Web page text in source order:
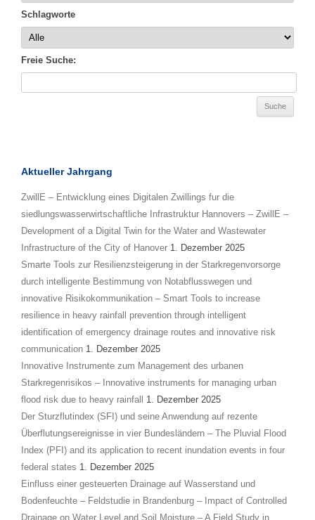
Schlagworte
Freie Suche:
Aktueller Jahrgang
ZwillE – Entwicklung eines Digitalen Zwillings fur die
siedlungswasserwirtschaftliche Infrastruktur Hannovers – ZwillE –
Development of a Digital Twin for the Water and Wastewater
Infrastructure of the City of Hanover 1. Dezember 2025
Smarte Tools zur Resilienzsteigerung in der Starkregenvorsorge
durch intelligente Bestimmung von Notabflusswegen und
innovative Risikokommunikation – Smart Tools to increase
resilience in heavy rainfall prevention through intelligent
identification of emergency drainage routes and innovative risk
communication 1. Dezember 2025
Innovative Instrumente zum Management des urbanen
Starkregenrisikos – Innovative instruments for managing urban
flood risk due to heavy rainfall
1. Dezember 2025
Der Sturzflutindex (SFI) und seine Anwendung auf rezente
Überflutungsereignisse in vier Bundesländern – The Pluvial Flood
Index (PFI) and its application to recent inundation events in four
federal states 1. Dezember 2025
Einfluss einer gesteuerten Drainage auf Wasserstand und
Bodenfeuchte – Feldstudie in Brandenburg – Impact of Controlled
Drainage on Water Level and Soil Moisture – A Field Study in